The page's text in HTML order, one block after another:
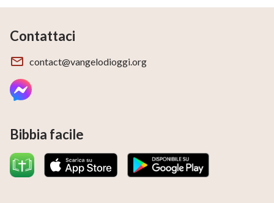
Contattaci
contact@vangelodioggi.org
Bibbia facile